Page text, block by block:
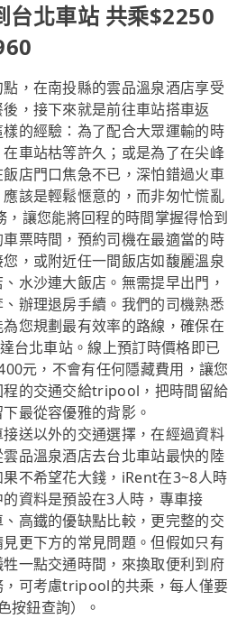
台北車站 共乘$2250
，在南投縣的雲品溫泉酒店享受
，接下來就是前往車站搭車返
的經驗：為了配合大眾運輸的時
車站枯等許久；或是為了在尖峰
店門口焦急不已，深怕錯過火車
該是輕鬆愜意的，而非匆忙慌亂
讓您能將回程的時間掌握得恰到
票時間，預約司機在最適當的時
，或附近任一間飯店如馥麗溫泉
水沙連大飯店。無需提早出門，
辦理退房手續。我們的司機熟悉
您規劃最有效率的路線，確保在
台北車站。線上預訂時價格即已
元，不會有任何隱藏費用，讓您
程的交通交給tripool，把時間留給
最從容優雅的背影。
送以外的交通選擇，在經過資料
品溫泉酒店去台北車站最快的陸
不希望花大錢，iRent在3~8人時
資料是預設在3人時，專車接
高鐵的優缺點比較，更完整的交
更下方的常見問題。但假如只有
一點交通時間，來換取便利到府
，可考慮tripool的共乘，每人僅要
按鈕查詢）。